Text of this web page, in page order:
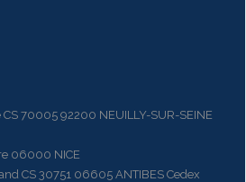
70005 92200 NEUILLY-SUR-SEINE
06000 NICE
CS 30751 06605 ANTIBES Cedex